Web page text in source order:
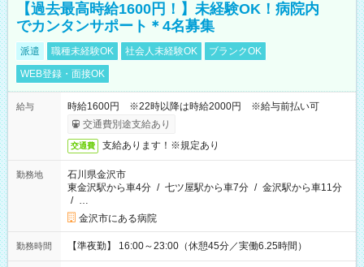
【過去最高時給1600円！】未経験OK！病院内
でカンタンサポート＊4名募集
派遣 職種未経験OK 社会人未経験OK
ブランクOK
WEB登録・面接OK
給与
時給1600円 ※22時以降は時給2000円 ※給与前払い可
交通費別途支給あり
交通費 支給あります！※規定あり
勤務地
石川県金沢市
東金沢駅から車4分 / 七ツ屋駅から車7分 / 金沢駅から車11分
/ …
金沢市にある病院
勤務時間 【準夜勤】 16:00～23:00（休憩45分／実働6.25時間）